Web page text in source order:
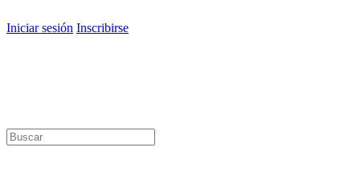
Iniciar sesión Inscribirse
Buscar: